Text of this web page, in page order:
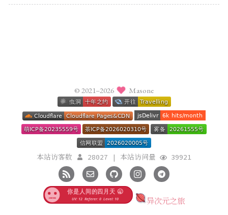
© 2021–2026 Masone
本站访客数 28027 | 本站访问量 39921
异次元之旅